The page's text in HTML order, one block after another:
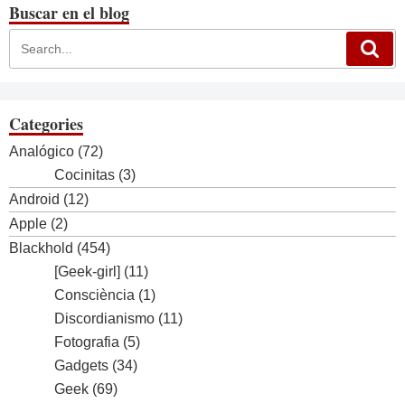
Buscar en el blog
Categories
Analógico (72)
Cocinitas (3)
Android (12)
Apple (2)
Blackhold (454)
[Geek-girl] (11)
Consciència (1)
Discordianismo (11)
Fotografia (5)
Gadgets (34)
Geek (69)